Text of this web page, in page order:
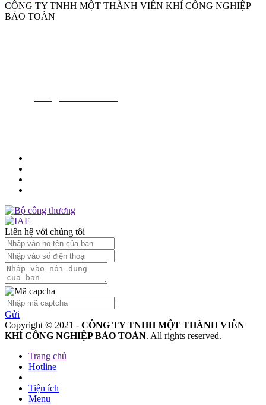
CÔNG TY TNHH MỘT THÀNH VIÊN KHÍ CÔNG NGHIỆP
BẢO TOÀN
Liên hệ với chúng tôi
Gửi
Copyright © 2021 - CÔNG TY TNHH MỘT THÀNH VIÊN
KHÍ CÔNG NGHIỆP BẢO TOÀN. All rights reserved.
Trang chủ
Hotline
Tiện ích
Menu